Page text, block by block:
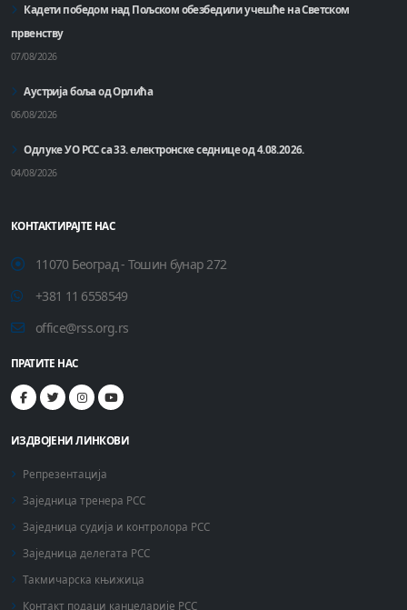
Кадети победом над Пољском обезбедили учешће на Светском
првенству
07/08/2026
Аустрија боља од Орлића
06/08/2026
Одлуке УО РСС са 33. електронске седнице од 4.08.2026.
04/08/2026
КОНТАКТИРАЈТЕ НАС
11070 Београд - Тошин бунар 272
+381 11 6558549
office@rss.org.rs
ПРАТИТЕ НАС
ИЗДВОЈЕНИ ЛИНКОВИ
Репрезентација
Заједница тренера РСС
Заједница судија и контролора РСС
Заједница делегата РСС
Такмичарска књижица
Контакт подаци канцеларије РСС